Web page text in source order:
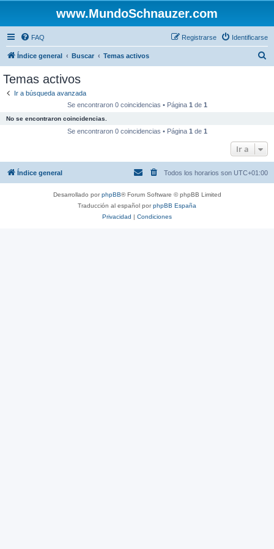
www.MundoSchnauzer.com
FAQ Identificarse
Registrarse
Índice general Buscar Temas activos
Temas activos
Ir a búsqueda avanzada
Se encontraron 0 coincidencias • Página 1 de 1
No se encontraron coincidencias.
Se encontraron 0 coincidencias • Página 1 de 1
Ir a
Índice general Todos los horarios son UTC+01:00
Desarrollado porphpBB® Forum Software © phpBB Limited
Traducción al español porphpBB España
Privacidad | Condiciones